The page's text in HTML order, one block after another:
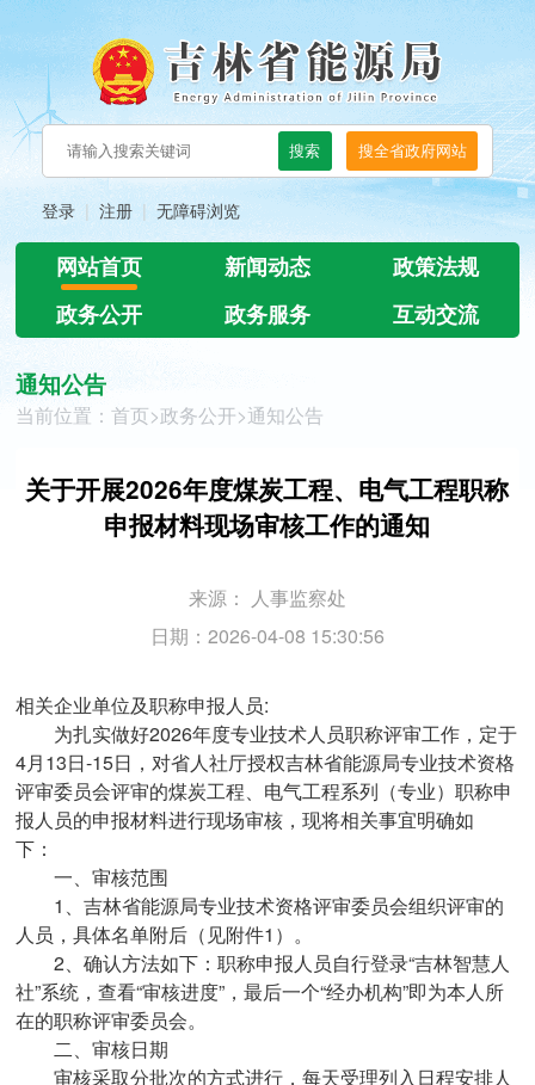
登录 注册 无障碍浏览
网站首页 新闻动态
政策法规
政务公开
政务服务 互动交流
通知公告
当前位置：首页>政务公开>通知公告
关于开展2026年度煤炭工程、电气工程职称
申报材料现场审核工作的通知
来源：
人事监察处
日期：2026-04-08 15:30:56
相关企业单位及职称申报人员:
为扎实做好2026年度专业技术人员职称评审工作，定于
4月13日-15日，对省人社厅授权吉林省能源局专业技术资格
评审委员会评审的煤炭工程、电气工程系列（专业）职称申
报人员的申报材料进行现场审核，现将相关事宜明确如
下：
一、审核范围
1、吉林省能源局专业技术资格评审委员会组织评审的
人员，具体名单附后（见附件1）。
2、确认方法如下：职称申报人员自行登录“吉林智慧人
社”系统，查看“审核进度”，最后一个“经办机构”即为本人所
在的职称评审委员会。
二、审核日期
审核采取分批次的方式进行，每天受理列入日程安排人